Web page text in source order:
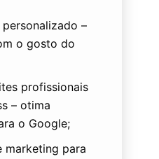
personalizado –
o gosto do
profissionais
– otima
o Google;
marketing para